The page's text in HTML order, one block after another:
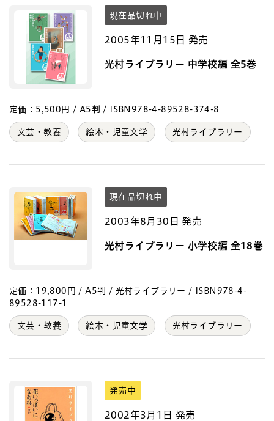
現在品切れ中
2005年11月15日 発売
光村ライブラリー 中学校編 全5巻
定価：5,500円 / A5判 / ISBN978-4-89528-374-8
文芸・教養 絵本・児童文学 光村ライブラリー
現在品切れ中
2003年8月30日 発売
光村ライブラリー 小学校編 全18巻
定価：19,800円 / A5判 / 光村ライブラリー / ISBN978-4-
89528-117-1
文芸・教養 絵本・児童文学 光村ライブラリー
発売中
2002年3月1日 発売